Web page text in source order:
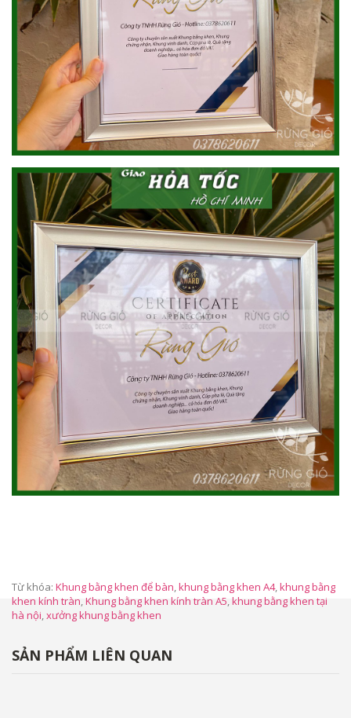
Từ khóa: Khung bằng khen để bàn,khung bằng khen A4,khung bằng
khen kính tràn,Khung bằng khen kính tràn A5,khung bằng khen tại
hà nội,xưởng khung bằng khen
SẢN PHẨM LIÊN QUAN